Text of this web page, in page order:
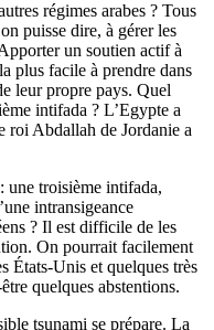
régimes arabes ? Tous
puisse dire, à gérer les
un soutien actif à
plus facile à prendre dans
leur propre pays. Quel
intifada ? L’Egypte a
roi Abdallah de Jordanie a
une troisième intifada,
intransigeance
? Il est difficile de les
On pourrait facilement
États-Unis et quelques très
quelques abstentions.
tsunami se prépare. La